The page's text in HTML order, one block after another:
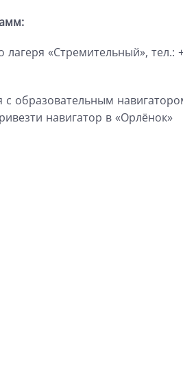
лагеря «Стремительный», тел.:
образовательным
навигатор в «Орлёнок»